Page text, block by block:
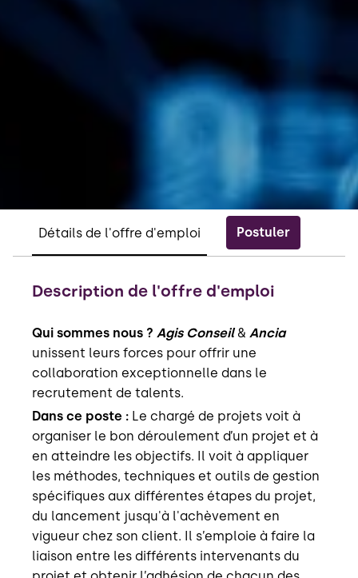
Détails de l'offre d'emploi Postuler
Description de l'offre d'emploi
Qui sommes nous ? Agis Conseil& Ancia
unissent leurs forces pour offrir une
collaboration exceptionnelle dans le
recrutement de talents.
Dans ce poste : Le chargé de projets voit à
organiser le bon déroulement d’un projet et à
en atteindre les objectifs. Il voit à appliquer
les méthodes, techniques et outils de gestion
spécifiques aux différentes étapes du projet,
du lancement jusqu'à l'achèvement en
vigueur chez son client. Il s’emploie à faire la
liaison entre les différents intervenants du